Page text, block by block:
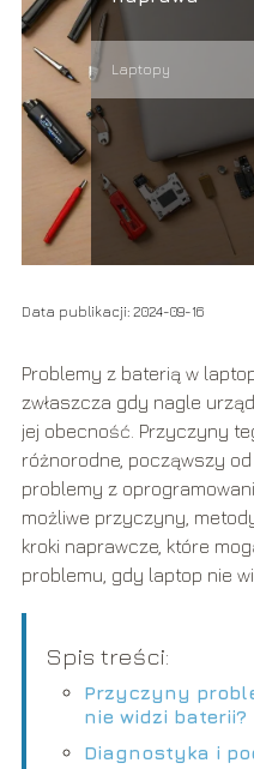
Laptopy
Data publikacji: 2024-09-16
Problemy z baterią w
zwłaszcza gdy nagle
jej obecność. Przyczyny
różnorodne, począwszy
problemy z
możliwe przyczyny,
kroki naprawcze, które
problemu, gdy laptop nie
Spis treści:
Przyczyny
nie widzi baterii?
Diagnostyka i